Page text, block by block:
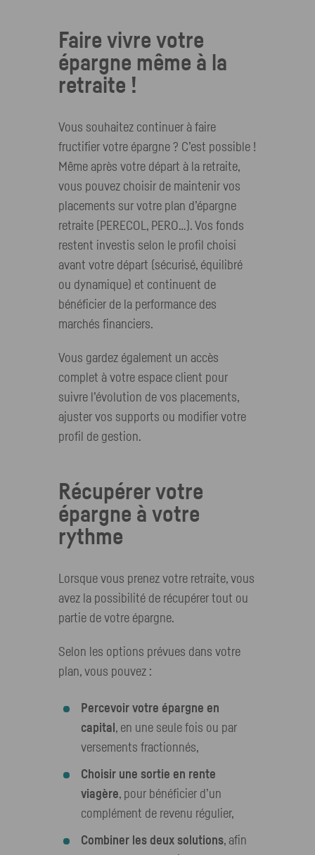
Faire vivre votre
épargne même à la
retraite !
Vous souhaitez continuer à faire
fructifier votre épargne ? C’est possible !
Même après votre départ à la retraite,
vous pouvez choisir de maintenir vos
placements sur votre plan d’épargne
retraite (PERECOL, PERO…). Vos fonds
restent investis selon le profil choisi
avant votre départ (sécurisé, équilibré
ou dynamique) et continuent de
bénéficier de la performance des
marchés financiers.
Vous gardez également un accès
complet à votre espace client pour
suivre l’évolution de vos placements,
ajuster vos supports ou modifier votre
profil de gestion.
Récupérer votre
épargne à votre
rythme
Lorsque vous prenez votre retraite, vous
avez la possibilité de récupérer tout ou
partie de votre épargne.
Selon les options prévues dans votre
plan, vous pouvez :
Percevoir votre épargne en
capital , en une seule fois ou par
versements fractionnés,
Choisir une sortie en rente
viagère, pour bénéficier d’un
complément de revenu régulier,
Combiner les deux solutions, afin